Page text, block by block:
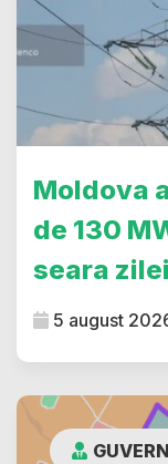
Moldova
de 130
seara
5 august